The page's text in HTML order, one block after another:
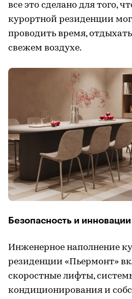
все это сделано для того,
курортной резиденции
проводить время,
свежем воздухе.
Безопасность и инновации
Инженерное наполнение
резиденции «Пьермонт»
скоростные лифты,
кондиционирования и